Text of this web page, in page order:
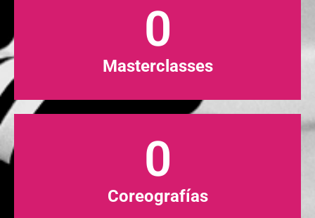
Masterclasses
0
Coreografías
0